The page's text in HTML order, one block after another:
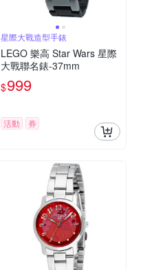
星際大戰造型手錶
LEGO 樂高 Star Wars 星際
大戰聯名錶-37mm
$999
活動 券